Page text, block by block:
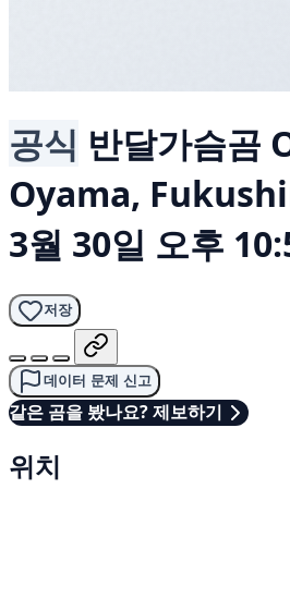
공식 반달가슴곰
Oyama,
3월 30일 오후
저장
데이터 문제 신고
같은 곰을 봤나요? 제보하기
위치